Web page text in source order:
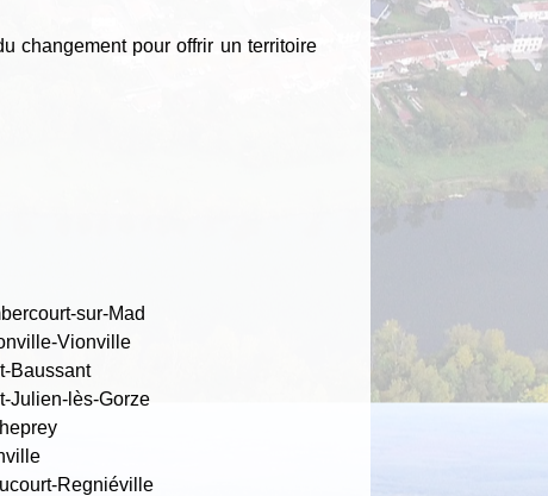
changement pour offrir un territoire
sur-Mad
Vionville
Baussant
Julien-lès-Gorze
Regniéville